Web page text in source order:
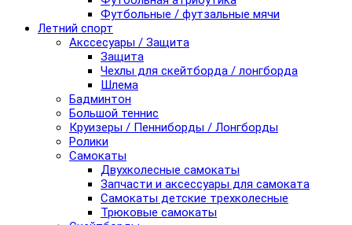
Футбольные / футзальные мячи
Летний спорт
Акссесуары / Защита
Защита
Чехлы для скейтборда / лонгборда
Шлема
Бадминтон
Большой теннис
Круизеры / Пенниборды / Лонгборды
Ролики
Самокаты
Двухколесные самокаты
Запчасти и аксессуары для самоката
Самокаты детские трехколесные
Трюковые самокаты